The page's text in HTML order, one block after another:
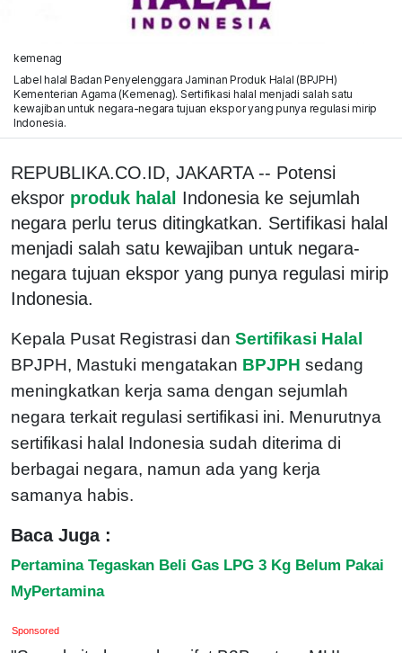
kemenag
Label halal Badan Penyelenggara Jaminan Produk Halal (BPJPH)
Kementerian Agama (Kemenag). Sertifikasi halal menjadi salah satu
kewajiban untuk negara-negara tujuan ekspor yang punya regulasi mirip
Indonesia.
REPUBLIKA.CO.ID, JAKARTA -- Potensi
ekspor produk halal Indonesia ke sejumlah
negara perlu terus ditingkatkan. Sertifikasi halal
menjadi salah satu kewajiban untuk negara-
negara tujuan ekspor yang punya regulasi mirip
Indonesia.
Kepala Pusat Registrasi dan Sertifikasi Halal
BPJPH, Mastuki mengatakan BPJPH sedang
meningkatkan kerja sama dengan sejumlah
negara terkait regulasi sertifikasi ini. Menurutnya
sertifikasi halal Indonesia sudah diterima di
berbagai negara, namun ada yang kerja
samanya habis.
Baca Juga :
Pertamina Tegaskan Beli Gas LPG 3 Kg Belum Pakai
MyPertamina
Sponsored